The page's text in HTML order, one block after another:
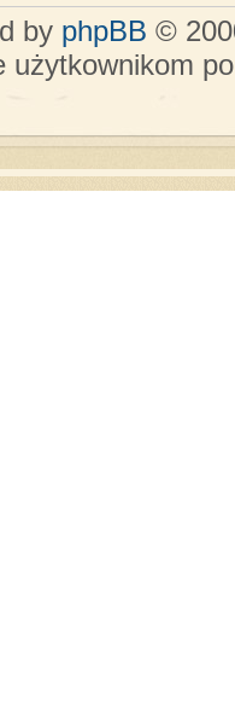
by phpBB ©
użytkownikom